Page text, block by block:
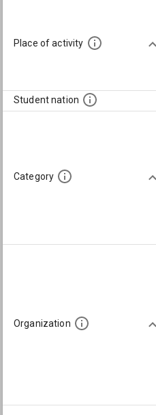
Place of activity
Student nation
Category
Organization